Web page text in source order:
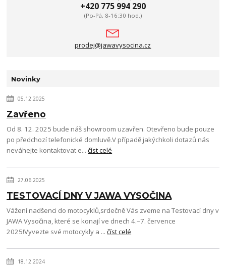
+420 775 994 290
(Po-Pá, 8-16:30 hod.)
prodej@jawavysocina.cz
Novinky
05.12.2025
Zavřeno
Od 8. 12. 2025 bude náš showroom uzavřen. Otevřeno bude pouze
po předchozí telefonické domluvě.V případě jakýchkoli dotazů nás
neváhejte kontaktovat e...číst celé
27.06.2025
TESTOVACÍ DNY V JAWA VYSOČINA
Vážení nadšenci do motocyklů,srdečně Vás zveme na Testovací dny v
JAWA Vysočina, které se konají ve dnech 4.–7. července
2025!Vyvezte své motocykly a ...číst celé
18.12.2024